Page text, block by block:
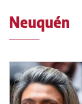
Neuquén